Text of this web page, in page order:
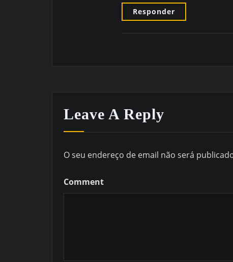
Responder
Leave A Reply
O seu endereço de email não será
Comment